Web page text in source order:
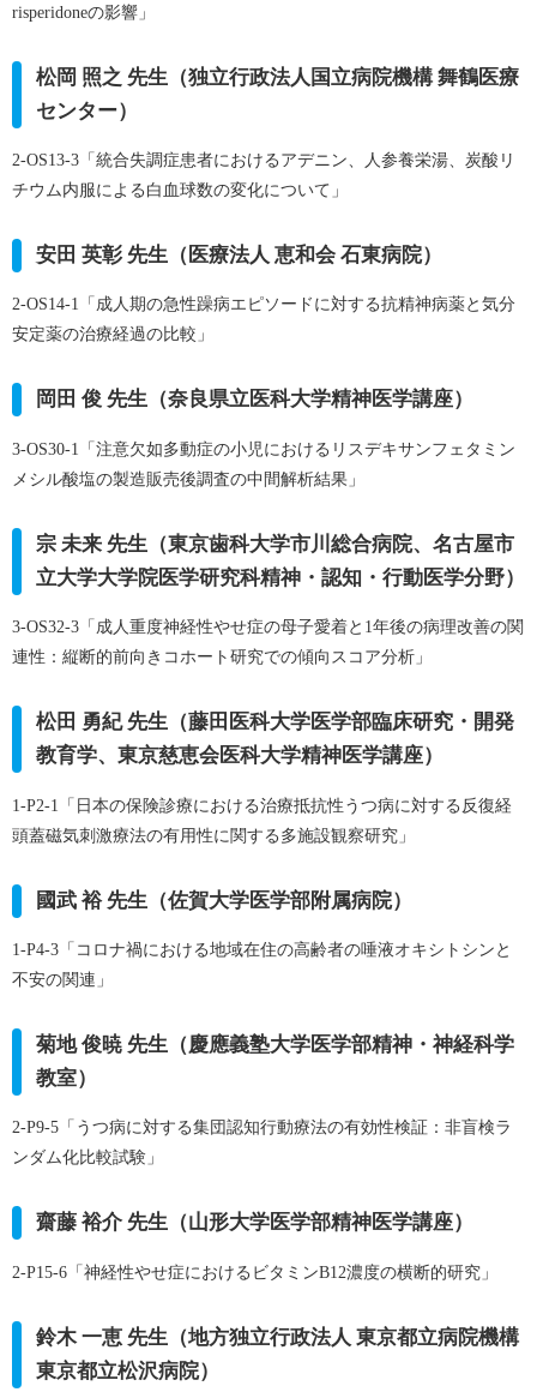
risperidoneの影響」
松岡 照之 先生（独立行政法人国立病院機構 舞鶴医療
センター）
2-OS13-3「統合失調症患者におけるアデニン、人参養栄湯、炭酸リ
チウム内服による白血球数の変化について」
安田 英彰 先生（医療法人 恵和会 石東病院）
2-OS14-1「成人期の急性躁病エピソードに対する抗精神病薬と気分
安定薬の治療経過の比較」
岡田 俊 先生（奈良県立医科大学精神医学講座）
3-OS30-1「注意欠如多動症の小児におけるリスデキサンフェタミン
メシル酸塩の製造販売後調査の中間解析結果」
宗 未来 先生（東京歯科大学市川総合病院、名古屋市
立大学大学院医学研究科精神・認知・行動医学分野）
3-OS32-3「成人重度神経性やせ症の母子愛着と1年後の病理改善の関
連性：縦断的前向きコホート研究での傾向スコア分析」
松田 勇紀 先生（藤田医科大学医学部臨床研究・開発
教育学、東京慈恵会医科大学精神医学講座）
1-P2-1「日本の保険診療における治療抵抗性うつ病に対する反復経
頭蓋磁気刺激療法の有用性に関する多施設観察研究」
國武 裕 先生（佐賀大学医学部附属病院）
1-P4-3「コロナ禍における地域在住の高齢者の唾液オキシトシンと
不安の関連」
菊地 俊暁 先生（慶應義塾大学医学部精神・神経科学
教室）
2-P9-5「うつ病に対する集団認知行動療法の有効性検証：非盲検ラ
ンダム化比較試験」
齋藤 裕介 先生（山形大学医学部精神医学講座）
2-P15-6「神経性やせ症におけるビタミンB12濃度の横断的研究」
鈴木 一恵 先生（地方独立行政法人 東京都立病院機構
東京都立松沢病院）